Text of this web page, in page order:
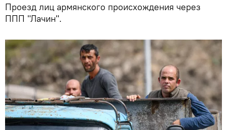
Проезд лиц армянского происхождения через
ППП "Лачин".